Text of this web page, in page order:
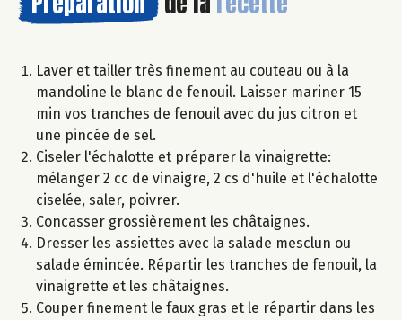
Laver et tailler très finement au couteau ou à la
mandoline le blanc de fenouil. Laisser mariner 15
min vos tranches de fenouil avec du jus citron et
une pincée de sel.
Ciseler l'échalotte et préparer la vinaigrette:
mélanger 2 cc de vinaigre, 2 cs d'huile et l'échalotte
ciselée, saler, poivrer.
Concasser grossièrement les châtaignes.
Dresser les assiettes avec la salade mesclun ou
salade émincée. Répartir les tranches de fenouil, la
vinaigrette et les châtaignes.
Couper finement le faux gras et le répartir dans les